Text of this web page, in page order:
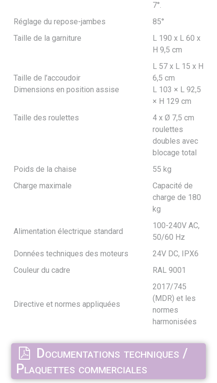
7°.
Réglage du repose-jambes
85°
Taille de la garniture
L 190 x L 60 x
H 9,5 cm
Taille de l’accoudoir
Dimensions en position assise
L 57 x L 15 x H
6,5 cm
L 103 × L 92,5
× H 129 cm
Taille des roulettes
4 x Ø 7,5 cm
roulettes
doubles avec
blocage total
Poids de la chaise
55 kg
Charge maximale
Capacité de
charge de 180
kg
Alimentation électrique standard
100-240V AC,
50/60 Hz
Données techniques des moteurs
24V DC, IPX6
Couleur du cadre
RAL 9001
Directive et normes appliquées
2017/745
(MDR) et les
normes
harmonisées
Documentations techniques /
Plaquettes commerciales